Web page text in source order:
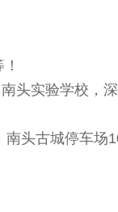
头实验学校，
头古城停车场